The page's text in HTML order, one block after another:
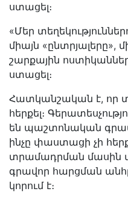
ստացել։
«Մեր
միայն «ընտրյալերը»,
շարքային
ստացել։
Հատկանշական է, որ
հերքել։
են պաշտոնական
ինչը փաստացի չի
տրամադրման մասին
գրավոր հարցման
կորում է։